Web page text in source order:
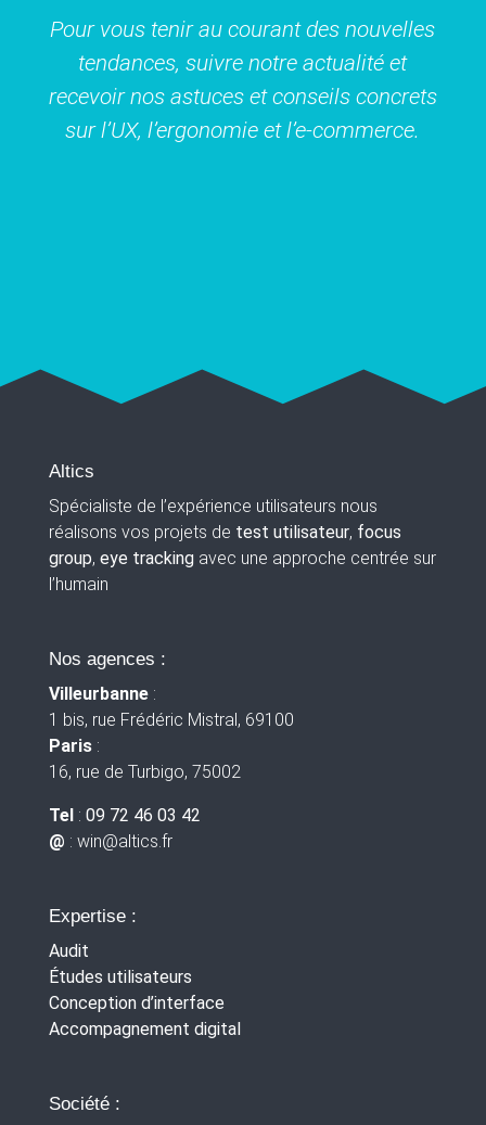
Pour vous tenir au courant des nouvelles
tendances, suivre notre actualité et
recevoir nos astuces et conseils concrets
sur l’UX, l’ergonomie et l’e-commerce.
Altics
Spécialiste de l’expérience utilisateurs nous
réalisons vos projets de test utilisateur, focus
group, eye trackingavec une approche centrée sur
l’humain
Nos agences :
Villeurbanne :
1 bis, rue Frédéric Mistral, 69100
Paris:
16, rue de Turbigo, 75002
Tel : 09 72 46 03 42
@ : win@altics.fr
Expertise :
Audit
Études utilisateurs
Conception d’interface
Accompagnement digital
Société :